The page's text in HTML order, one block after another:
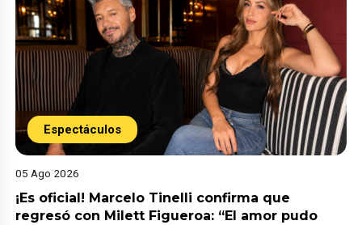
Espectáculos
05 Ago 2026
¡Es oficial! Marcelo Tinelli confirma que
regresó con Milett Figueroa: “El amor pudo